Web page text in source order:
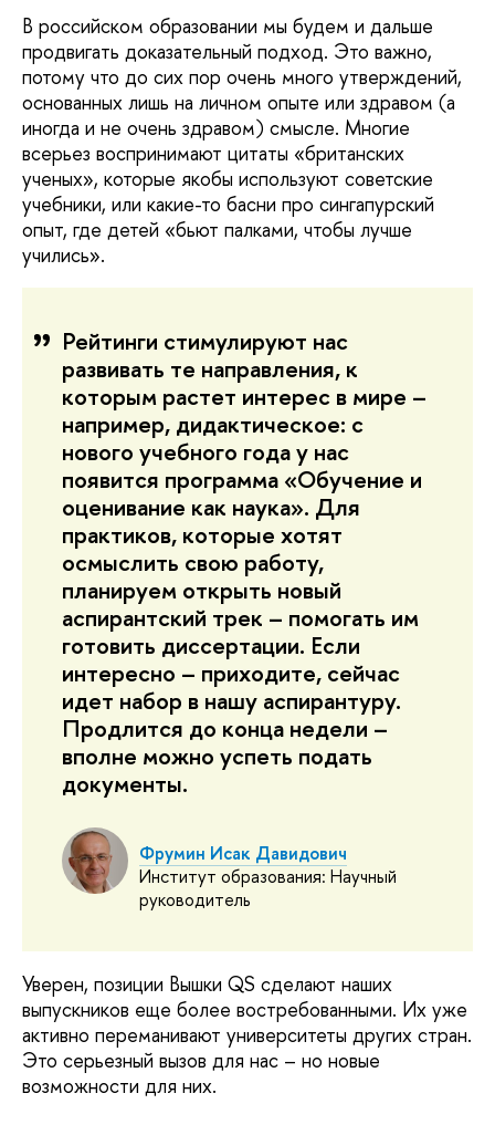
В российском образовании мы будем и дальше
продвигать доказательный подход. Это важно,
потому что до сих пор очень много утверждений,
основанных лишь на личном опыте или здравом (а
иногда и не очень здравом) смысле. Многие
всерьез воспринимают цитаты «британских
ученых», которые якобы используют советские
учебники, или какие-то басни про сингапурский
опыт, где детей «бьют палками, чтобы лучше
учились».
Рейтинги стимулируют нас
развивать те направления, к
которым растет интерес в мире –
например, дидактическое: с
нового учебного года у нас
появится программа «Обучение и
оценивание как наука». Для
практиков, которые хотят
осмыслить свою работу,
планируем открыть новый
аспирантский трек – помогать им
готовить диссертации. Если
интересно – приходите, сейчас
идет набор в нашу аспирантуру.
Продлится до конца недели –
вполне можно успеть подать
документы.
Фрумин Исак Давидович
Институт образования: Научный
руководитель
Уверен, позиции Вышки QS сделают наших
выпускников еще более востребованными. Их уже
активно переманивают университеты других стран.
Это серьезный вызов для нас – но новые
возможности для них.